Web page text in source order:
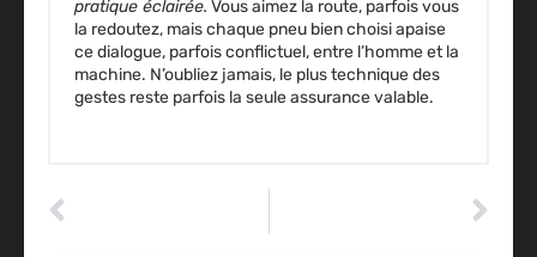
pratique éclairée. Vous aimez la route, parfois vous
la redoutez, mais chaque pneu bien choisi apaise
ce dialogue, parfois conflictuel, entre l’homme et la
machine. N’oubliez jamais, le plus technique des
gestes reste parfois la seule assurance valable.